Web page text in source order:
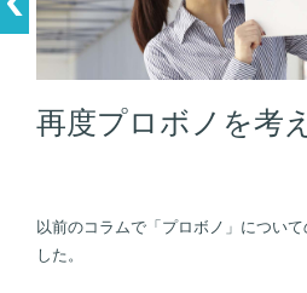
再度プロボノを考
以前のコラムで「プロボノ」につい
した。